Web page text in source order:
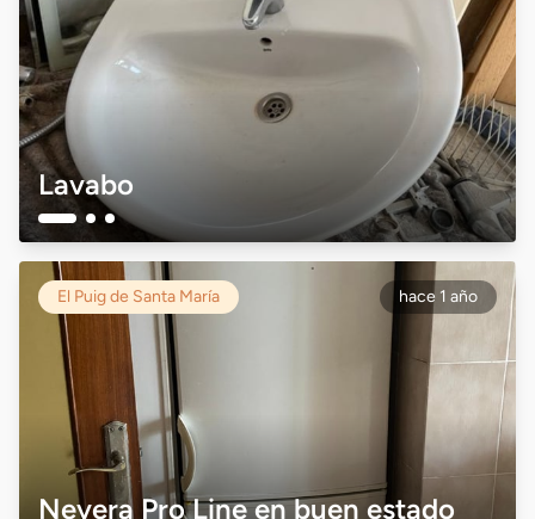
Lavabo
El Puig de Santa María hace 1 año
Nevera Pro Line en buen estado